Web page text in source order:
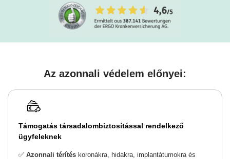
Az azonnali védelem előnyei:
Támogatás társadalombiztosítással rendelkező
ügyfeleknek
✅ Azonnali térítés koronákra, hidakra, implantátumokra és